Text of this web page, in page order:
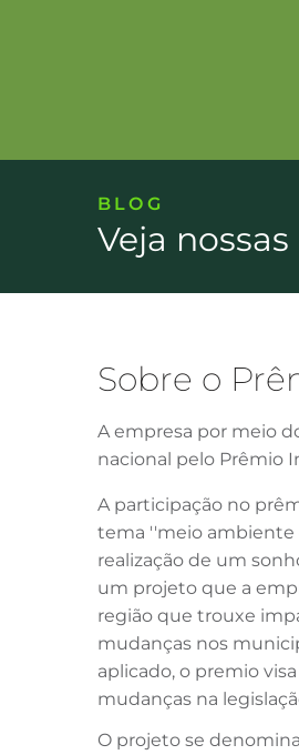
BLOG
Veja
Sobre o
A empresa por meio
nacional pelo Prêmio
A participação no
tema ''meio ambiente
realização de um
um projeto que a
região que trouxe
mudanças nos
aplicado, o premio
mudanças na
O projeto se